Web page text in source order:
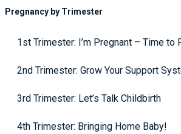
Pregnancy by Trimester
1st Trimester: I’m Pregnant – Time to
2nd Trimester: Grow Your Support
3rd Trimester: Let’s Talk Childbirth
4th Trimester: Bringing Home Baby!